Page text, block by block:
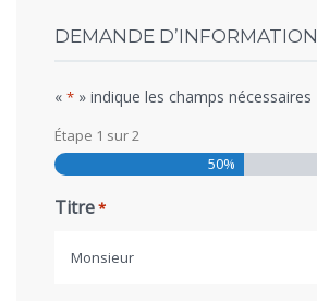
DEMANDE D’INFORMATION
« * » indique les champs nécessaires
Étape 1 sur2
50%
Titre*
Monsieur